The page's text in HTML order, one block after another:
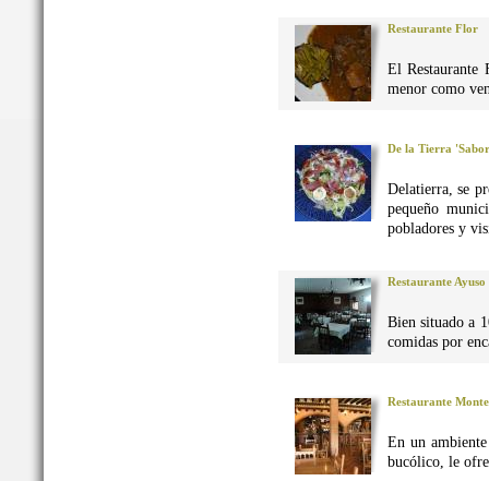
Restaurante Flor
El Restaurante
menor como
De la Tierra
Delatierra, se
pequeño
pobladores y
Restaurante Ayuso
Bien situado a
comidas por
Restaurante
En un
bucólico, le